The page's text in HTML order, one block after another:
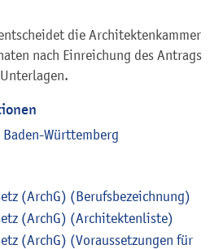
die Architektenkammer
nach Einreichung des Antrags
Württemberg
(ArchG) (Berufsbezeichnung)
(ArchG) (Architektenliste)
(ArchG) (Voraussetzungen für